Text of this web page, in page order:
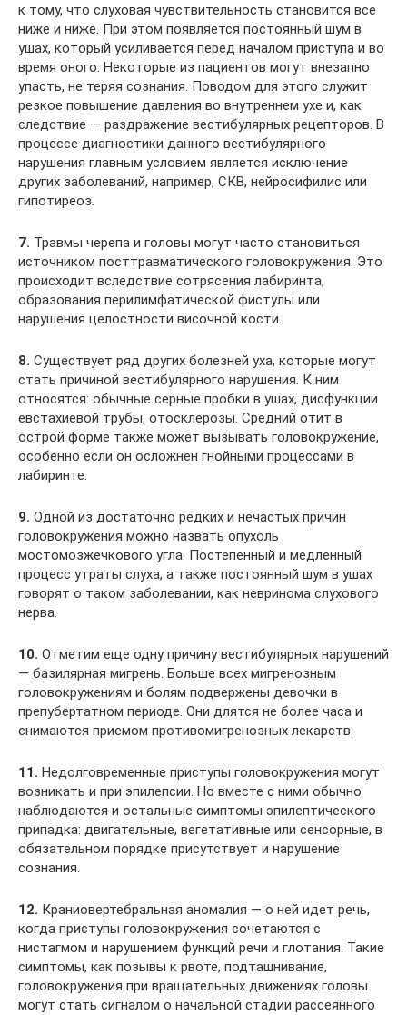
к тому, что слуховая чувствительность становится все
ниже и ниже. При этом появляется постоянный шум в
ушах, который усиливается перед началом приступа и во
время оного. Некоторые из пациентов могут внезапно
упасть, не теряя сознания. Поводом для этого служит
резкое повышение давления во внутреннем ухе и, как
следствие — раздражение вестибулярных рецепторов. В
процессе диагностики данного вестибулярного
нарушения главным условием является исключение
других заболеваний, например, СКВ, нейросифилис или
гипотиреоз.
7. Травмы черепа и головы могут часто становиться
источником посттравматического головокружения. Это
происходит вследствие сотрясения лабиринта,
образования перилимфатической фистулы или
нарушения целостности височной кости.
8. Существует ряд других болезней уха, которые могут
стать причиной вестибулярного нарушения. К ним
относятся: обычные серные пробки в ушах, дисфункции
евстахиевой трубы, отосклерозы. Средний отит в
острой форме также может вызывать головокружение,
особенно если он осложнен гнойными процессами в
лабиринте.
9. Одной из достаточно редких и нечастых причин
головокружения можно назвать опухоль
мостомозжечкового угла. Постепенный и медленный
процесс утраты слуха, а также постоянный шум в ушах
говорят о таком заболевании, как невринома слухового
нерва.
10. Отметим еще одну причину вестибулярных нарушений
— базилярная мигрень. Больше всех мигренозным
головокружениям и болям подвержены девочки в
препубертатном периоде. Они длятся не более часа и
снимаются приемом противомигренозных лекарств.
11. Недолговременные приступы головокружения могут
возникать и при эпилепсии. Но вместе с ними обычно
наблюдаются и остальные симптомы эпилептического
припадка: двигательные, вегетативные или сенсорные, в
обязательном порядке присутствует и нарушение
сознания.
12. Краниовертебральная аномалия — о ней идет речь,
когда приступы головокружения сочетаются с
нистагмом и нарушением функций речи и глотания. Такие
симптомы, как позывы к рвоте, подташнивание,
головокружения при вращательных движениях головы
могут стать сигналом о начальной стадии рассеянного